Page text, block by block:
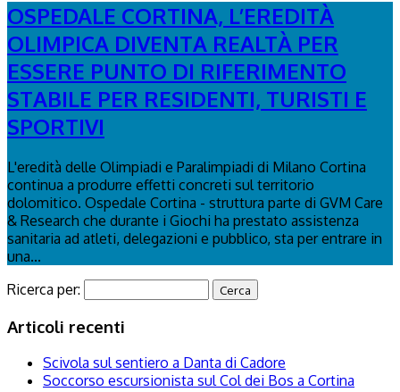
OSPEDALE CORTINA, L’EREDITÀ
OLIMPICA DIVENTA REALTÀ PER
ESSERE PUNTO DI RIFERIMENTO
STABILE PER RESIDENTI, TURISTI E
SPORTIVI
L'eredità delle Olimpiadi e Paralimpiadi di Milano Cortina
continua a produrre effetti concreti sul territorio
dolomitico. Ospedale Cortina - struttura parte di GVM Care
& Research che durante i Giochi ha prestato assistenza
sanitaria ad atleti, delegazioni e pubblico, sta per entrare in
una...
Ricerca per:
Articoli recenti
Scivola sul sentiero a Danta di Cadore
Soccorso escursionista sul Col dei Bos a Cortina